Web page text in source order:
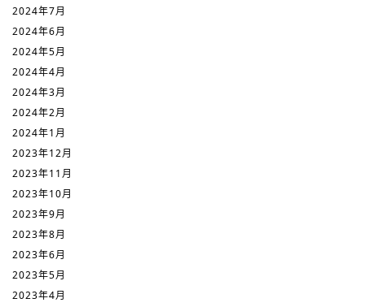
2024年7月
2024年6月
2024年5月
2024年4月
2024年3月
2024年2月
2024年1月
2023年12月
2023年11月
2023年10月
2023年9月
2023年8月
2023年6月
2023年5月
2023年4月